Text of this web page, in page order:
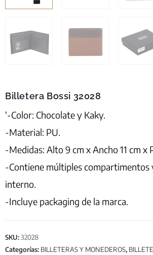
Billetera Bossi 32028
‘-Color: Chocolate y Kaky.
-Material: PU.
-Medidas: Alto 9 cm x Ancho 11 cm x
-Contiene múltiples compartimentos
interno.
-Incluye packaging de la marca.
SKU:32028
Categorías: BILLETERAS Y MONEDEROS,